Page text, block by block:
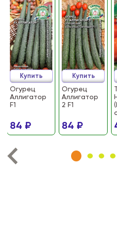
Огурец
Аллигатор
F1
84 ₽
Купить
Огурец
Аллигатор
2 F1
84 ₽
Купить